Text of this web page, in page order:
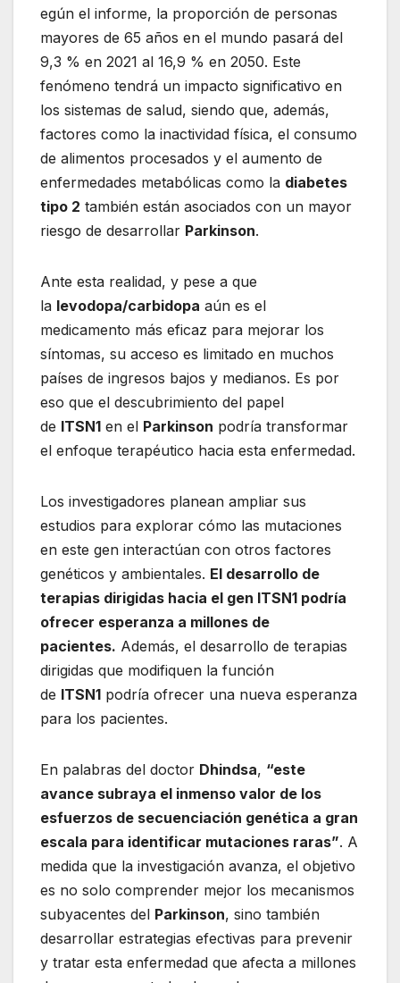
egún el informe, la proporción de personas
mayores de 65 años en el mundo pasará del
9,3 % en 2021 al 16,9 % en 2050. Este
fenómeno tendrá un impacto significativo en
los sistemas de salud, siendo que, además,
factores como la inactividad física, el consumo
de alimentos procesados y el aumento de
enfermedades metabólicas como la diabetes
tipo 2 también están asociados con un mayor
riesgo de desarrollar Parkinson.
Ante esta realidad, y pese a que
la levodopa/carbidopa aún es el
medicamento más eficaz para mejorar los
síntomas, su acceso es limitado en muchos
países de ingresos bajos y medianos. Es por
eso que el descubrimiento del papel
de ITSN1 en el Parkinson podría transformar
el enfoque terapéutico hacia esta enfermedad.
Los investigadores planean ampliar sus
estudios para explorar cómo las mutaciones
en este gen interactúan con otros factores
genéticos y ambientales. El desarrollo de
terapias dirigidas hacia el gen ITSN1 podría
ofrecer esperanza a millones de
pacientes. Además, el desarrollo de terapias
dirigidas que modifiquen la función
de ITSN1 podría ofrecer una nueva esperanza
para los pacientes.
En palabras del doctor Dhindsa, “este
avance subraya el inmenso valor de los
esfuerzos de secuenciación genética a gran
escala para identificar mutaciones raras”. A
medida que la investigación avanza, el objetivo
es no solo comprender mejor los mecanismos
subyacentes del Parkinson, sino también
desarrollar estrategias efectivas para prevenir
y tratar esta enfermedad que afecta a millones